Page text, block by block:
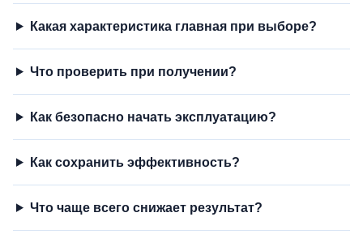
Какая характеристика главная при выборе?
Что проверить при получении?
Как безопасно начать эксплуатацию?
Как сохранить эффективность?
Что чаще всего снижает результат?